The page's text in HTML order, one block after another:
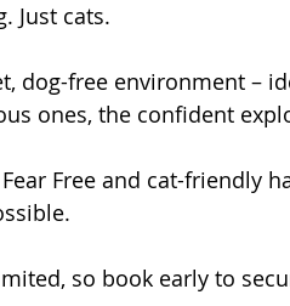
Just cats.
dog-free environment –
ones, the confident
Free and cat-friendly
so book early to